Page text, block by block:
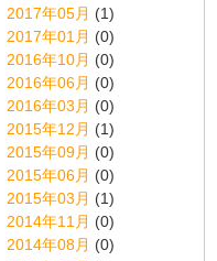
2017年05月 (1)
2017年01月 (0)
2016年10月 (0)
2016年06月 (0)
2016年03月 (0)
2015年12月 (1)
2015年09月 (0)
2015年06月 (0)
2015年03月 (1)
2014年11月 (0)
2014年08月 (0)